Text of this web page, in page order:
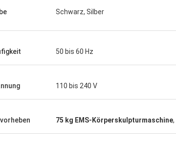
Schwarz, Silber
50 bis 60 Hz
110 bis 240 V
75 kg EMS-Körperskulpturmaschine,